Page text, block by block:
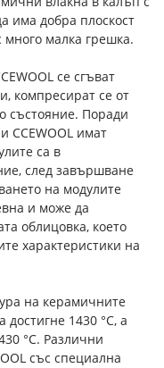
има добра плоскост
малка грешка.
се сгъват
компресират се от
състояние. Поради
CCEWOOL имат
са в
след завършване
на модулите
и може да
облицовка, което
характеристики на
на керамичните
достигне 1430 °C, а
°C. Различни
със специална